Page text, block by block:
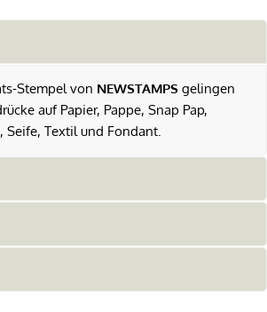
Stempel von NEWSTAMPS gelingen
auf Papier, Pappe, Snap Pap,
Seife, Textil und Fondant.